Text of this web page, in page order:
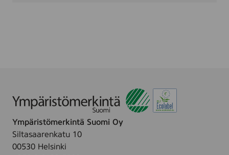
Ympäristömerkintä Suomi Oy
Siltasaarenkatu 10
00530 Helsinki